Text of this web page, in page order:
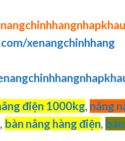
xenangchinhhang
điện 1000kg, nâng
, bàn nâng hàng điện,